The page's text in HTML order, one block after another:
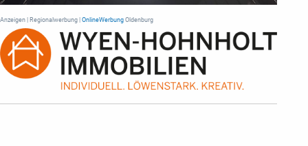
Anzeigen | Regionalwerbung | OnlineWerbung Oldenburg